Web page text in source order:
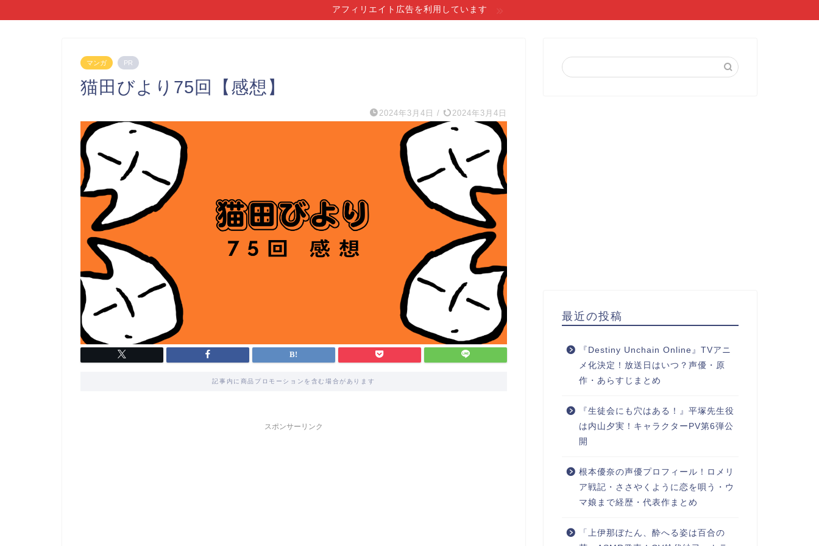
アフィリエイト広告を利用しています
マンガ PR
猫田びより75回【感想】
2024年3月4日 / 2024年3月4日
記事内に商品プロモーションを含む場合があります
スポンサーリンク
最近の投稿
『Destiny Unchain Online』TVアニ
メ化決定！放送日はいつ？声優・原
作・あらすじまとめ
『生徒会にも穴はある！』平塚先生役
は内山夕実！キャラクターPV第6弾公
開
根本優奈の声優プロフィール！ロメリ
ア戦記・ささやくように恋を唄う・ウ
マ娘まで経歴・代表作まとめ
「上伊那ぼたん、酔へる姿は百合の